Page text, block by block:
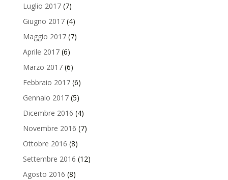
Luglio 2017(7)
Giugno 2017(4)
Maggio 2017(7)
Aprile 2017(6)
Marzo 2017(6)
Febbraio 2017(6)
Gennaio 2017(5)
Dicembre 2016 (4)
Novembre 2016 (7)
Ottobre 2016 (8)
Settembre 2016 (12)
Agosto 2016 (8)